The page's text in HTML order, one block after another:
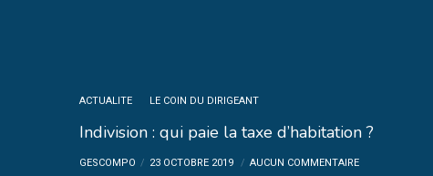
ACTUALITE LE COIN DU DIRIGEANT
Indivision : qui paie la taxe d’habitation ?
GESCOMPO 23 OCTOBRE 2019 AUCUN COMMENTAIRE